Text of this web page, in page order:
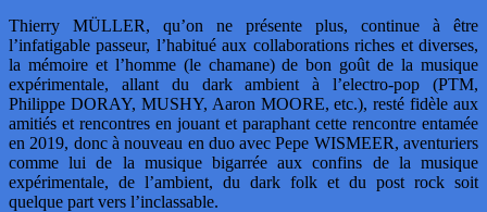
Thierry MÜLLER, qu’on ne présente plus, continue à être
l’infatigable passeur, l’habitué aux collaborations riches et diverses,
la mémoire et l’homme (le chamane) de bon goût de la musique
expérimentale, allant du dark ambient à l’electro-pop (PTM,
Philippe DORAY, MUSHY, Aaron MOORE, etc.), resté fidèle aux
amitiés et rencontres en jouant et paraphant cette rencontre entamée
en 2019, donc à nouveau en duo avec Pepe WISMEER, aventuriers
comme lui de la musique bigarrée aux confins de la musique
expérimentale, de l’ambient, du dark folk et du post rock soit
quelque part vers l’inclassable.